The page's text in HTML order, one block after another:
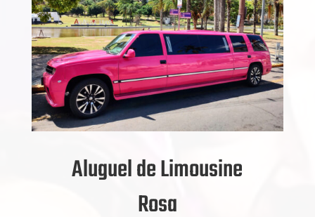
Aluguel de Limousine
Rosa